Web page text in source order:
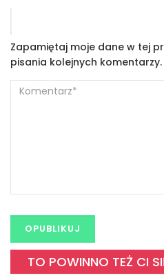
Zapamiętaj moje dane w tej
pisania kolejnych komentarzy.
TO POWINNO TEŻ CI